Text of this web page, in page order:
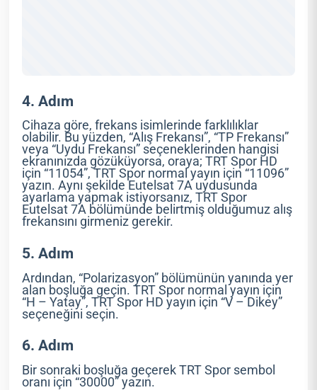
4. Adım
Cihaza göre, frekans isimlerinde farklılıklar
olabilir. Bu yüzden, “Alış Frekansı”, “TP Frekansı”
veya “Uydu Frekansı” seçeneklerinden hangisi
ekranınızda gözüküyorsa, oraya; TRT Spor HD
için “11054”, TRT Spor normal yayın için “11096”
yazın. Aynı şekilde Eutelsat 7A uydusunda
ayarlama yapmak istiyorsanız, TRT Spor
Eutelsat 7A bölümünde belirtmiş olduğumuz alış
frekansını girmeniz gerekir.
5. Adım
Ardından, “Polarizasyon” bölümünün yanında yer
alan boşluğa geçin. TRT Spor normal yayın için
“H – Yatay”, TRT Spor HD yayın için “V – Dikey”
seçeneğini seçin.
6. Adım
Bir sonraki boşluğa geçerek TRT Spor sembol
oranı için “30000” yazın.